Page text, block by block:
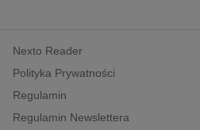
polityka, społeczno-
psychologiczne
inne
popularno-naukowe
Nexto Reader
Polityka Prywatności
Regulamin
Regulamin Newslettera